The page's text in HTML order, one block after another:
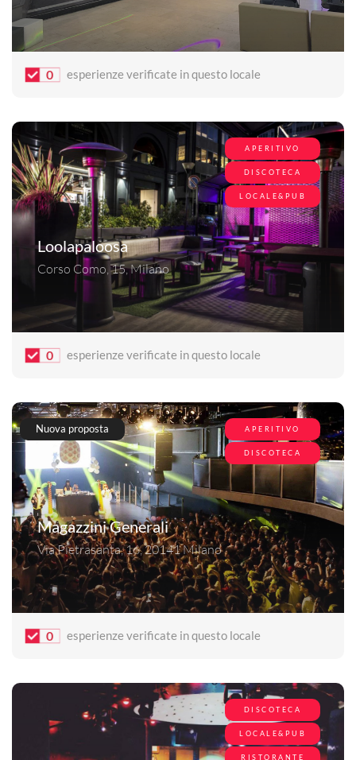
0 esperienze verificate in questo locale
APERITIVO
DISCOTECA
LOCALE&PUB
Loolapaloosa
Corso Como, 15, Milano
0 esperienze verificate in questo locale
Nuova proposta APERITIVO
DISCOTECA
Magazzini Generali
Via Pietrasanta, 16, 20141 Milano
0 esperienze verificate in questo locale
DISCOTECA
LOCALE&PUB
RISTORANTE